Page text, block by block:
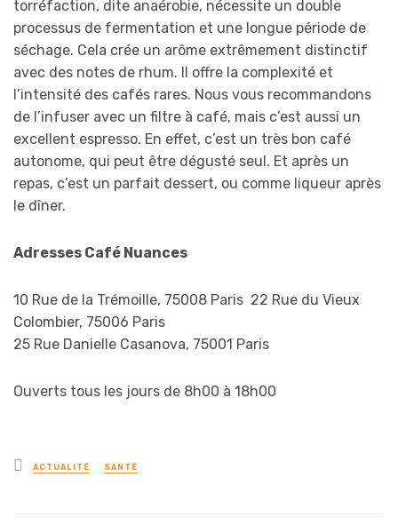
torréfaction, dite anaérobie, nécessite un double
processus de fermentation et une longue période de
séchage. Cela crée un arôme extrêmement distinctif
avec des notes de rhum. Il offre la complexité et
l’intensité des cafés rares. Nous vous recommandons
de l’infuser avec un filtre à café, mais c’est aussi un
excellent espresso. En effet, c’est un très bon café
autonome, qui peut être dégusté seul. Et après un
repas, c’est un parfait dessert, ou comme liqueur après
le dîner.
Adresses Café Nuances
10 Rue de la Trémoille, 75008 Paris 22 Rue du Vieux
Colombier, 75006 Paris
25 Rue Danielle Casanova, 75001 Paris
Ouverts tous les jours de 8h00 à 18h00
Posted
in
ACTUALITÉ SANTÉ